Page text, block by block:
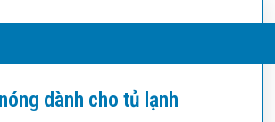
dành cho tủ lạnh